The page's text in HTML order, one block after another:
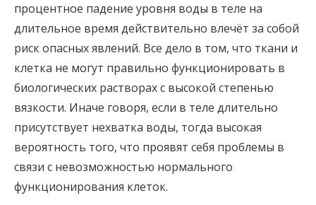
процентное падение уровня воды в теле на
длительное время действительно влечёт за собой
риск опасных явлений. Все дело в том, что ткани и
клетка не могут правильно функционировать в
биологических растворах с высокой степенью
вязкости. Иначе говоря, если в теле длительно
присутствует нехватка воды, тогда высокая
вероятность того, что проявят себя проблемы в
связи с невозможностью нормального
функционирования клеток.